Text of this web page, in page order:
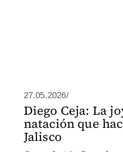
27.05.2026/
Diego Ceja: La
natación que
Jalisco